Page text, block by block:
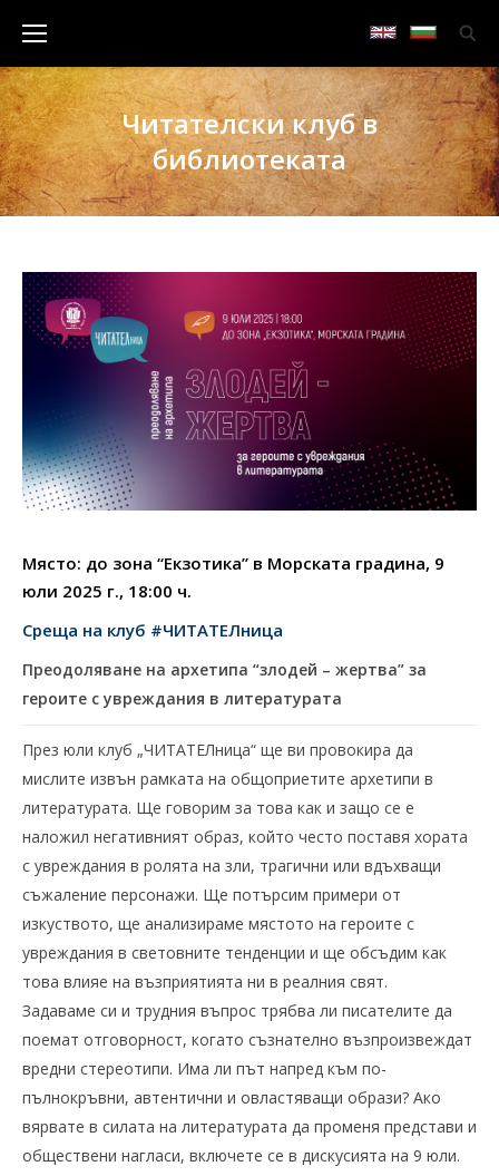
Читателски клуб в
библиотеката
Място: до зона “Екзотика” в Морската градина, 9
юли 2025 г., 18:00 ч.
Среща на клуб #ЧИТАТЕЛница
Преодоляване на архетипа “злодей – жертва” за
героите с увреждания в литературата
През юли клуб „ЧИТАТЕЛница“ ще ви провокира да
мислите извън рамката на общоприетите архетипи в
литературата. Ще говорим за това как и защо се е
наложил негативният образ, който често поставя хората
с увреждания в ролята на зли, трагични или вдъхващи
съжаление персонажи. Ще потърсим примери от
изкуството, ще анализираме мястото на героите с
увреждания в световните тенденции и ще обсъдим как
това влияе на възприятията ни в реалния свят.
Задаваме си и трудния въпрос трябва ли писателите да
поемат отговорност, когато съзнателно възпроизвеждат
вредни стереотипи. Има ли път напред към по-
пълнокръвни, автентични и овластяващи образи? Ако
вярвате в силата на литературата да променя представи и
обществени нагласи, включете се в дискусията на 9 юли.